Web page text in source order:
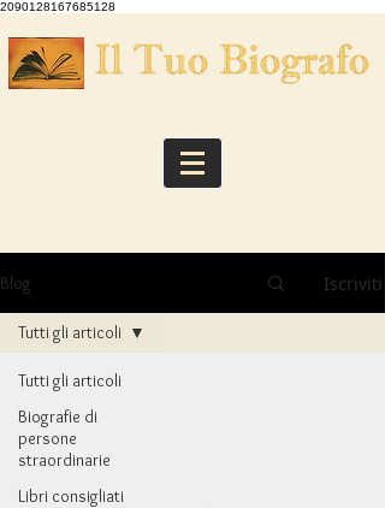
2090128167685128
Blog Iscriviti
Tutti gli articoli
Biografie di
persone
straordinarie
Libri consigliati
Tutti gli articoli